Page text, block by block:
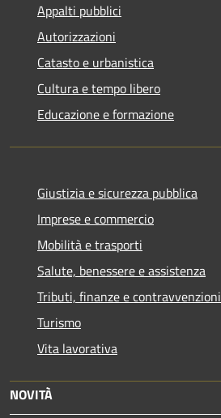
Appalti pubblici
Autorizzazioni
Catasto e urbanistica
Cultura e tempo libero
Educazione e formazione
Giustizia e sicurezza pubblica
Imprese e commercio
Mobilità e trasporti
Salute, benessere e assistenza
Tributi, finanze e contravvenzioni
Turismo
Vita lavorativa
NOVITÀ